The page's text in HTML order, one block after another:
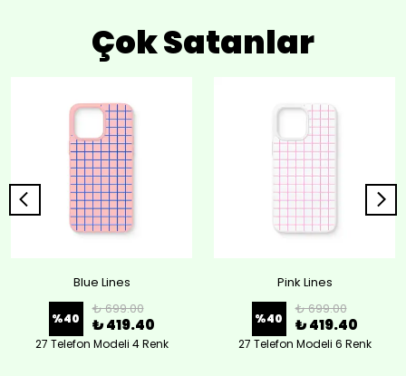
Çok Satanlar
Blue Lines
%40
₺ 699.00
₺ 419.40
27 Telefon Modeli 4 Renk
Pink Lines
%40
₺ 699.00
₺ 419.40
27 Telefon Modeli 6 Renk